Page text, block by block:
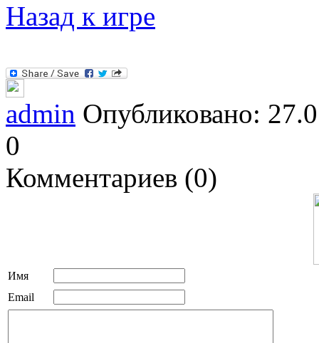
Назад к игре
admin Опубликовано:
0
Комментариев (0)
Имя
Email